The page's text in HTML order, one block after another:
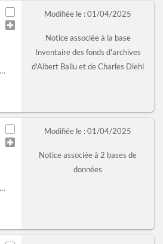
Modifiée le : 01/04/2025
Notice associée à la base
Inventaire des fonds d'archives
d'Albert Ballu et de Charles Diehl
Modifiée le : 01/04/2025
Notice associée à 2 bases de
données